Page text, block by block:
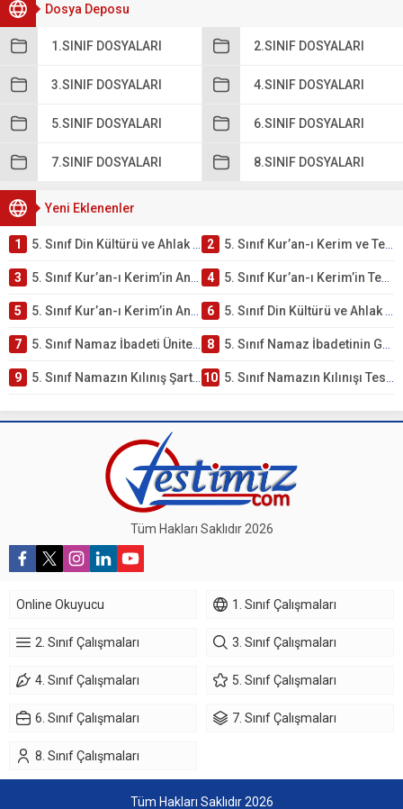
Dosya Deposu
1.SINIF DOSYALARI 2.SINIF DOSYALARI
3.SINIF DOSYALARI 4.SINIF DOSYALARI
5.SINIF DOSYALARI 6.SINIF DOSYALARI
7.SINIF DOSYALARI 8.SINIF DOSYALARI
Yeni Eklenenler
1 5. Sınıf Din Kültürü ve Ahlak Bilgisi 2. Ünite: Kur’an-ı Kerim Çalışmaları 2 5. Sınıf Kur’an-ı Kerim ve Temel Özellikleri Testi – Online Çöz
3 5. Sınıf Kur’an-ı Kerim’in Ana Konuları Testi – Online Çöz 4 5. Sınıf Kur’an-ı Kerim’in Temel Özellikleri ve Önemi Testi – Online Çöz
5 5. Sınıf Kur’an-ı Kerim’in Anlamı ve Önemi Testi – Online Çöz 6 5. Sınıf Din Kültürü ve Ahlak Bilgisi 2. Ünite: Namaz İbadeti Çalışmaları
7 5. Sınıf Namaz İbadeti Ünite Testi – Online Çöz 8 5. Sınıf Namaz İbadetinin Getirdiği Faydalar Testi
9 5. Sınıf Namazın Kılınış Şartları Testi 10 5. Sınıf Namazın Kılınışı Testi – Online Çöz
Tüm Hakları Saklıdır 2026
Online Okuyucu 1. Sınıf Çalışmaları
2. Sınıf Çalışmaları 3. Sınıf Çalışmaları
4. Sınıf Çalışmaları 5. Sınıf Çalışmaları
6. Sınıf Çalışmaları 7. Sınıf Çalışmaları
8. Sınıf Çalışmaları
Tüm Hakları Saklıdır 2026